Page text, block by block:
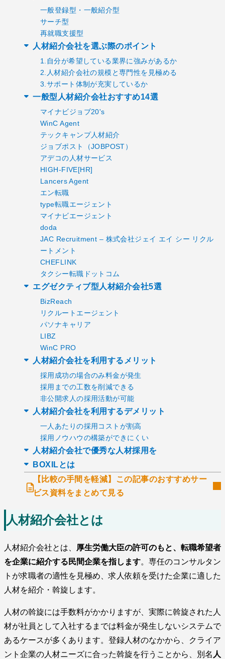
一般登録型・一般紹介型
サーチ型
再就職支援型
人材紹介会社を選ぶ際のポイント
1.自分が希望している業界に強みがあるか
2.人材紹介会社の規模と専門性を見極める
3.サポート体制が充実しているか
一般型人材紹介会社おすすめ14選
マイナビジョブ20's
WinC Agent
テックキャンプ人材紹介
ジョブポスト（JOBPOST）
アデコの人材サービス
HIGH-FIVE[HR]
Lancers Agent
エン転職
type転職エージェント
マイナビエージェント
doda
JAC Recruitment – 株式会社ジェイ エイ シー リクル
ートメント
CHEFLINK
タクシー転職ドットコム
エグゼクティブ型人材紹介会社5選
BizReach
リクルートエージェント
パソナキャリア
LIBZ
WinC PRO
人材紹介会社を利用するメリット
採用成功の場合のみ料金が発生
採用までの工数を削減できる
非公開求人の採用活動が可能
人材紹介会社を利用するデメリット
一人あたりの採用コストが割高
採用ノウハウの構築ができにくい
人材紹介会社で優秀な人材採用を
BOXILとは
【比較の手間を軽減】この記事のおすすめサー
ビス資料をまとめて見る
人材紹介会社とは
人材紹介会社とは、 厚生労働大臣の許可のもと、転職希望者
を企業に紹介する民間企業を指します。専任のコンサルタン
トが求職者の適性を見極め、求人依頼を受けた企業に適した
人材を紹介・斡旋します。
人材の斡旋には手数料がかかりますが、実際に斡旋された人
材が社員として入社するまでは料金が発生しないシステムで
あるケースが多くあります。登録人材のなかから、クライア
ント企業の人材ニーズに合った斡旋を行うことから、別名 人